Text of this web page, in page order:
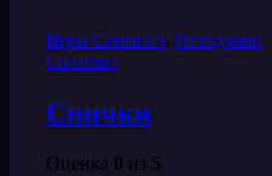
Игры Construct, Исходники
Construct
Спички
Оценка 0 из 5